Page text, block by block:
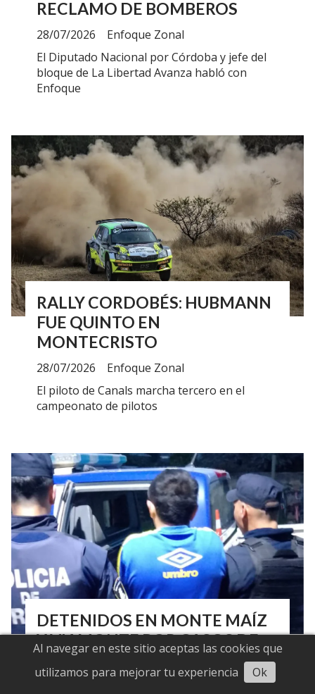
RECLAMO DE BOMBEROS
Enfoque Zonal
28/07/2026
El Diputado Nacional por Córdoba y jefe del
bloque de La Libertad Avanza habló con
Enfoque
RALLY CORDOBÉS: HUBMANN
FUE QUINTO EN
MONTECRISTO
Enfoque Zonal
28/07/2026
El piloto de Canals marcha tercero en el
campeonato de pilotos
DETENIDOS EN MONTE MAÍZ
Y VIAMONTE POR CASOS DE
VIOLENCIA DE GÉNERO
Al navegar en este sitio aceptas las cookies que
utilizamos para mejorar tu experiencia
Ok
Escuchar artículo